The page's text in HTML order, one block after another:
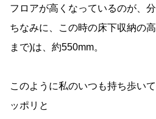
フロアが高くなっているのが、分
ちなみに、この時の床下収納の
まで)は、約550mm。
このように私のいつも持ち歩い
ッポリと